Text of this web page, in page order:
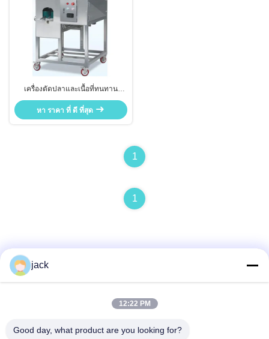
เครื่องตัดปลาและเนื้อที่ทนทาน
380V เครื่องตัดปลาและเนื้อที่
ทนทาน
หา ราคา ที่ ดี ที่สุด
1
1
ที่อยู่
jack
12:22 PM
Good day, what product are you looking for?